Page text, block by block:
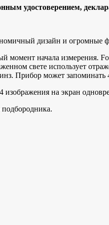
удoстовеpeнием,
дизайн и
момент начала
свете использует
Прибор может запоминать
на экран